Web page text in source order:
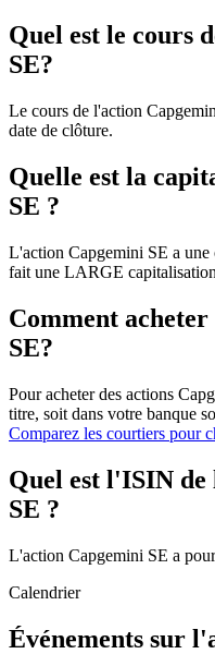
Quel est le cours
SE?
Le cours de l'action
date de clôture.
Quelle est la
SE ?
L'action Capgemini SE a
fait une LARGE
Comment
SE?
Pour acheter des actions
titre, soit dans votre banque
Comparez les courtiers pour
Quel est l'ISIN de
SE ?
L'action Capgemini SE a
Calendrier
Événements sur